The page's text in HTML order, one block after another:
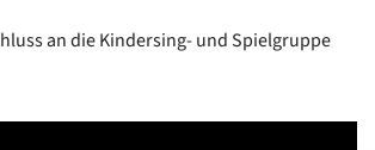
an die Kindersing- und Spielgruppe